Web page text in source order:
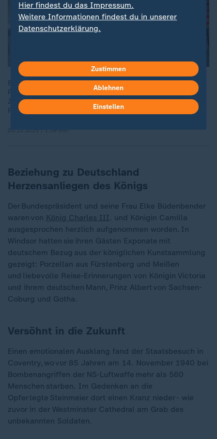
Beim Staatsbesuch des deutschen Bundespräsidenten wurde
Frank-Walter Steinmeier von der königlichen Familie mit viel
Zeremonie begrüßt. Morgen hält er eine Rede vor dem
Parlament.
Beziehung zu Deutschland
Herzensanliegen des Königs
Der Bundespräsident und seine Frau Elke Büdenbender
waren von König Charles III . und Königin Camilla
ausgesprochen herzlich aufgenommen worden. In
Windsor hatten sie ihren Gästen Exponate mit
deutschem Bezug aus der königlichen Kunstsammlung
gezeigt: Porzellan aus Fürstenberg und Meißen
und liebevolle Reise-Erinnerungen von Königin Victoria
und ihrem deutschen Mann, Prinz Albert von Sachsen-
Coburg und Gotha.
Versöhnt in die Zukunft
Einen emotionalen Ausklang fand der Staatsbesuch in
Coventry, wo vor 85 Jahren am 14. November 1940 bei
Bombenangriffen der NS-Luftwaffe mehr als 560
Menschen starben. Im Gedenken an die
Opfer legte Steinmeier dort einen Kranz nieder - wie
zuvor in der Westminster Cathedral am Grab des
unbekannten Soldaten.
Hier findest du das Impressum.
Weitere Informationen findest du in unserer
Datenschutzerklärung.
Zustimmen
Ablehnen
Einstellen